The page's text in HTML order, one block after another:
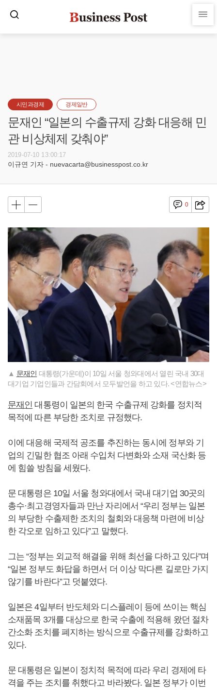
시민과경제 경제일반
문재인 “일본의 수출규제 강화 대응해 민
관 비상체제 갖춰야”
2019-07-10 13:00:17
이규연 기자 - nuevacarta@businesspost.co.kr
0
▲ 문재인 대통령(가운데)이 10일 서울 청와대에서 열린 국내 30대
대기업 기업인들과 간담회에서 모두발언을 하고 있다. <연합뉴스>
문재인 대통령이 일본의 한국 수출규제 강화를 정치적
목적에 따른 부당한 조치로 규정했다.
이에 대응해 국제적 공조를 추진하는 동시에 정부와 기
업의 긴밀한 협조 아래 수입처 다변화와 소재 국산화 등
에 힘쓸 방침을 세웠다.
문 대통령은 10일 서울 청와대에서 국내 대기업 30곳의
총수·최고경영자들과 만난 자리에서 “우리 정부는 일본
의 부당한 수출제한 조치의 철회와 대응책 마련에 비상
한 각오로 임하고 있다”고 말했다.
그는 “정부는 외교적 해결을 위해 최선을 다하고 있다”며
“일본 정부도 화답을 하면서 더 이상 막다른 길로만 가지
않기를 바란다”고 덧붙였다.
일본은 4일부터 반도체와 디스플레이 등에 쓰이는 핵심
소재품목 3개를 대상으로 한국 수출에 적용해 왔던 절차
간소화 조치를 폐지하는 방식으로 수출규제를 강화하고
있다.
문 대통령은 일본이 정치적 목적에 따라 우리 경제에 타
격을 주는 조치를 취했다고 바라봤다. 일본 정부가 이번